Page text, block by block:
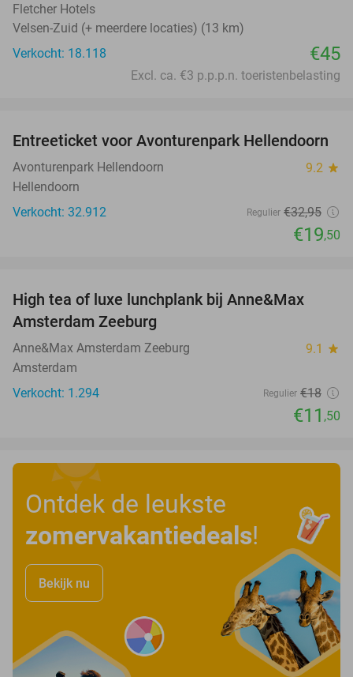
Fletcher Hotels
Velsen-Zuid (+ meerdere locaties) (13 km)
Verkocht: 18.118
€45
Excl. ca. €3 p.p.p.n. toeristenbelasting
41%
Entreeticket voor Avonturenpark Hellendoorn
Avonturenpark Hellendoorn 9.2 star
Hellendoorn
Verkocht: 32.912
Regulier €32,95
€19,50
High tea of luxe lunchplank bij Anne&Max
Amsterdam Zeeburg
Anne&Max Amsterdam Zeeburg 9.1 star
Amsterdam
Verkocht: 1.294
Regulier €18
€11 ,50
Ontdek de leukste
zomervakantiedeals!
Bekijk nu